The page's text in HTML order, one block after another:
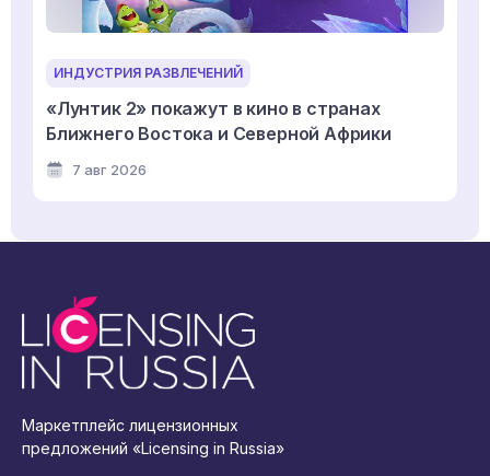
ИНДУСТРИЯ РАЗВЛЕЧЕНИЙ
«Лунтик 2» покажут в кино в странах
Ближнего Востока и Северной Африки
7 авг 2026
Маркетплейс лицензионных
предложений «Licensing in Russia»